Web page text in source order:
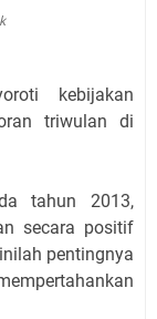
kebijakan
triwulan di
tahun 2013,
secara positif
pentingnya